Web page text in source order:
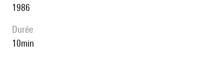
1986
durée
10min